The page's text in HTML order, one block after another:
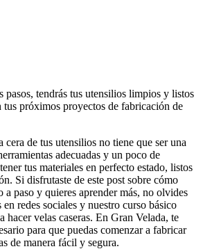
pasos, tendrás tus utensilios limpios y listos
tus próximos proyectos de fabricación de
de tus utensilios no tiene que ser una
adecuadas y un poco de
tus materiales en perfecto estado, listos
Si disfrutaste de este post sobre cómo
a paso y quieres aprender más, no olvides
redes sociales y nuestro curso básico
hacer velas caseras. En Gran Velada, te
para que puedas comenzar a fabricar
de manera fácil y segura.